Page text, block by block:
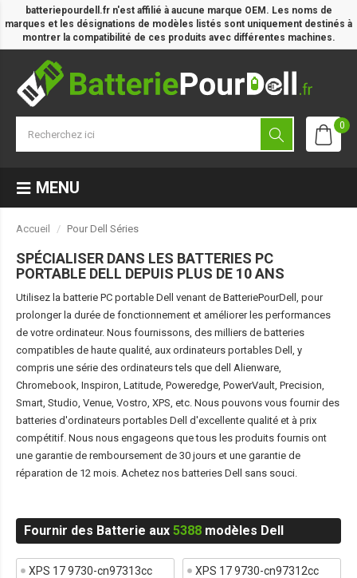
batteriepourdell.fr n'est affilié à aucune marque OEM. Les noms de
marques et les désignations de modèles listés sont uniquement destinés à
montrer la compatibilité de ces produits avec différentes machines.
0
MENU
Accueil Pour Dell Séries
SPÉCIALISER DANS LES BATTERIES PC
PORTABLE DELL DEPUIS PLUS DE 10 ANS
Utilisez la batterie PC portable Dell venant de BatteriePourDell, pour
prolonger la durée de fonctionnement et améliorer les performances
de votre ordinateur. Nous fournissons, des milliers de batteries
compatibles de haute qualité, aux ordinateurs portables Dell, y
compris une série des ordinateurs tels que dell Alienware,
Chromebook, Inspiron, Latitude, Poweredge, PowerVault, Precision,
Smart, Studio, Venue, Vostro, XPS, etc. Nous pouvons vous fournir des
batteries d'ordinateurs portables Dell d'excellente qualité et à prix
compétitif. Nous nous engageons que tous les produits fournis ont
une garantie de remboursement de 30 jours et une garantie de
réparation de 12 mois. Achetez nos batteries Dell sans souci.
Fournir des Batterie aux 5388 modèles Dell
XPS 17 9730-cn97313cc XPS 17 9730-cn97312cc